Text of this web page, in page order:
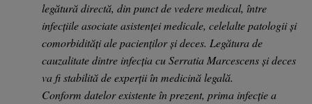
legătură directă, din punct de vedere medical, între
infecțiile asociate asistenței medicale, celelalte patologii și
comorbidități ale pacienților și deces. Legătura de
cauzalitate dintre infecția cu Serratia Marcescens și deces
va fi stabilită de experții în medicină legală.
Conform datelor existente în prezent, prima infecție a